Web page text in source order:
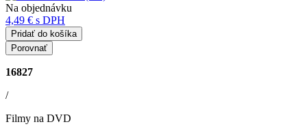
Na objednávku
4,49 € s DPH
Pridať do košíka
Porovnať
16827
/
Filmy na DVD